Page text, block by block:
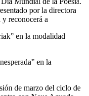
por la directora
reconocerá a
en la modalidad
en la
de marzo del ciclo de